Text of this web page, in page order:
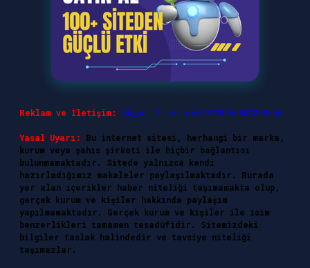
Reklam ve İletişim: Skype: live:.cid.575569c608265c69
Yasal Uyarı:
Bu internet sitesi, herhangi bir marka,
kurum veya şahıs şirketi ile hiçbir bağlantısı
bulunmamaktadır. Sitede yalnızca kendi
hazırladığımız makaleler paylaşılmaktadır. Burada
yer alan içerikler haber niteliği taşımamakta olup,
gerçek kurum ve kişiler hakkında paylaşım
yapılmamaktadır. Gerçek kurum ve kişiler ile isim
benzerlikleri tamamen tesadüfidir. Sitemizdeki
bilgiler taslak halindedir ve tavsiye niteliği
taşımazlar.